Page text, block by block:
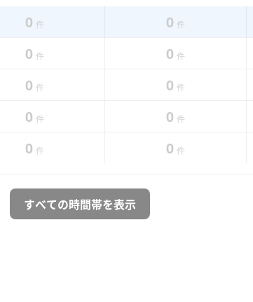
0 件 0 件
0 件 0 件
0 件 0 件
0 件 0 件
0 件 0 件
すべての時間帯を表示